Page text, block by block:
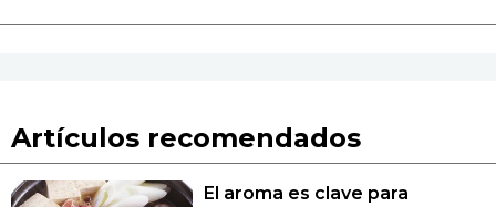
Artículos recomendados
El aroma es clave para